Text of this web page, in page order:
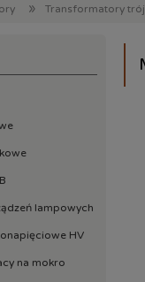
» Transformatory
lampowych
HV
na mokro